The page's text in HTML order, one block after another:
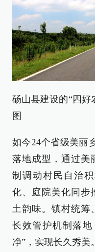
砀山县建设的“四好
图
如今24个省级美丽
落地成型，通过美
制调动村民自治
化、庭院美化同步
土韵味。镇村统筹
长效管护机制落
净”，实现长久秀美。